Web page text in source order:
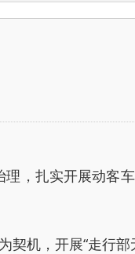
，扎实开展动客
机，开展“走行部